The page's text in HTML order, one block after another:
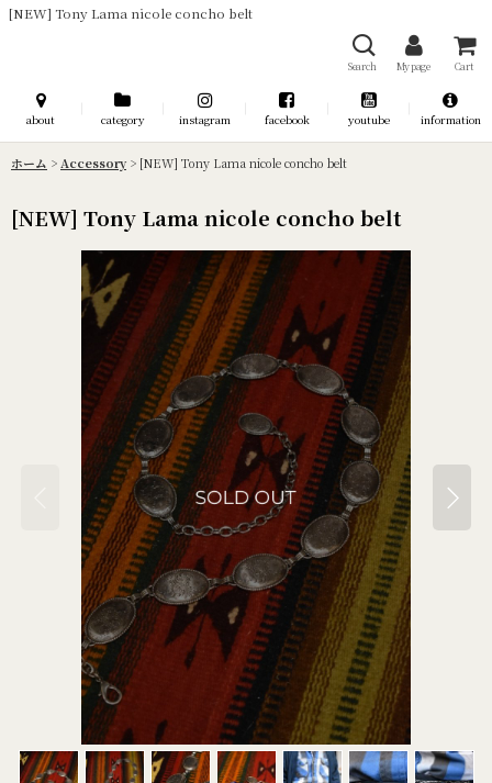
[NEW] Tony Lama nicole concho belt
Search My page Cart
about category instagram facebook youtube information
ホーム > Accessory > [NEW] Tony Lama nicole concho belt
[NEW] Tony Lama nicole concho belt